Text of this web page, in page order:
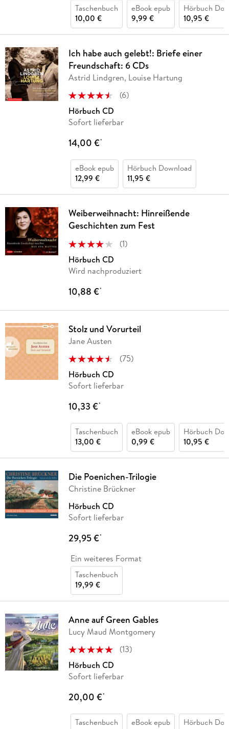
Taschenbuch
10,00 €
eBook epub
9,99 €
Hörbuch
10,95 €
Ich habe auch gelebt!: Briefe einer
Freundschaft: 6 CDs
Astrid Lindgren, Louise Hartung
(6)
Hörbuch CD
Sofort lieferbar
14,00 €*
eBook epub
12,99 €
Hörbuch Download
11,95 €
Weiberweihnacht: Hinreißende
Geschichten zum Fest
(1)
Hörbuch CD
Wird nachproduziert
10,88 €*
Stolz und Vorurteil
Jane Austen
(75)
Hörbuch CD
Sofort lieferbar
10,33 €*
Taschenbuch
13,00 €
eBook epub
0,99 €
Hörbuch
10,95 €
Die Poenichen-Trilogie
Christine Brückner
Hörbuch CD
Sofort lieferbar
29,95 €*
Ein weiteres Format
Taschenbuch
19,99 €
Anne auf Green Gables
Lucy Maud Montgomery
(13)
Hörbuch CD
Sofort lieferbar
20,00 €*
Taschenbuch
eBook epub
Hörbuch